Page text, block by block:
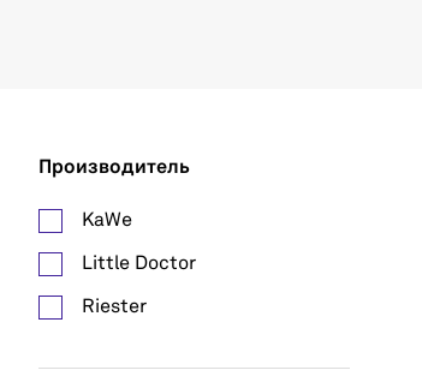
Производитель
KaWe
Little Doctor
Riester